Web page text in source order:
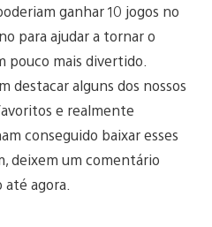
ganhar 10 jogos no
para ajudar a tornar o
pouco mais divertido.
destacar alguns dos nossos
e realmente
conseguido baixar esses
deixem um comentário
agora.